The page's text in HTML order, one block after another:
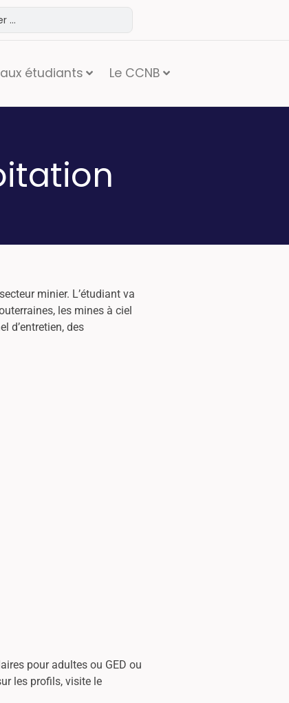
étudiants Le CCNB
minier. L’étudiant va
les mines à ciel
d’entretien, des
pour adultes ou GED ou
les profils, visite le